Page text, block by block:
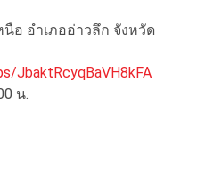
อ อำเภออ่าวลึก จังหวัด
JbaktRcyqBaVH8kFA
น.